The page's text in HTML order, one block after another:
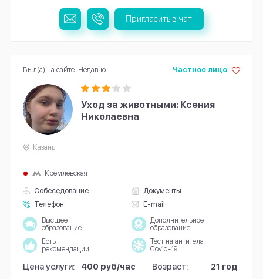
Пригласить в чат
Уход за животными: Ксения
Николаевна
Собеседование
Документы
Телефон
E-mail
Частное лицо
Казань
Кремлевская
Высшее
образование
Дополнительное
образование
Есть
рекомендации
Тест на антитела
Covid-19
Цена услуги: 400 руб/час Возраст: 21 год
Был(а) на сайте: Недавно